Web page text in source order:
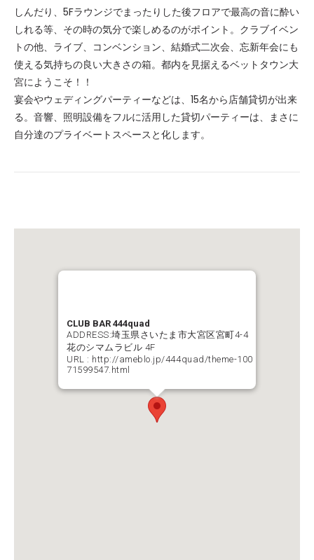
しんだり、5Fラウンジでまったりした後フロアで最高の音に酔い
しれる等、その時の気分で楽しめるのがポイント。クラブイベン
トの他、ライブ、コンベンション、結婚式二次会、忘新年会にも
使える気持ちの良い大きさの箱。都内を見据えるベットタウン大
宮にようこそ！！
宴会やウェディングパーティーなどは、15名から店舗貸切が出来
る。音響、照明設備をフルに活用した貸切パーティーは、まさに
自分達のプライベートスペースと化します。
CLUB BAR 444quad
ADDRESS:埼玉県さいたま市大宮区宮町4-4
花のシマムラビル 4F
URL : http://ameblo.jp/444quad/theme-100
71599547.html